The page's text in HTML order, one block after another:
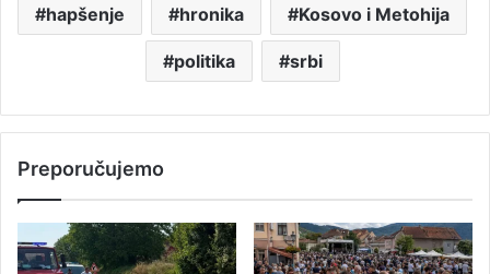
hapšenje hronika Kosovo i Metohija
politika srbi
Preporučujemo